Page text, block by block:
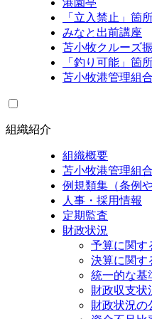
港園亭
「立入禁止」箇
みなと出前講座
苫小牧クルーズ
「釣り可能」箇
苫小牧港管理組
組織紹介
組織概要
苫小牧港管理組
例規類集（条例
人事・採用情報
定期監査
財政状況
予算に関す
決算に関す
統一的な基
財政収支状
財政状況の